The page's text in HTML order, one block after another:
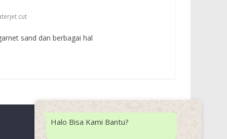
cut
sand dan berbagai hal
Halo Bisa Kami Bantu?